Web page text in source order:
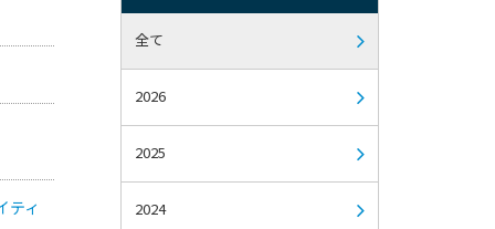
ティ
全て
2026
2025
2024